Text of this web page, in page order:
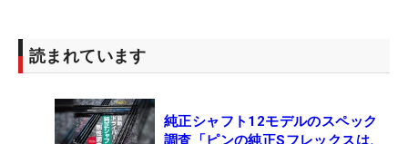
読まれています
純正シャフト12モデルのスペック
調査「ピンの純正Sフレックスは、